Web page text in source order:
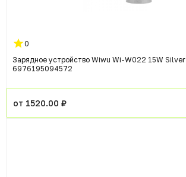
0
Зарядное устройство Wiwu Wi-W022 15W Silver
6976195094572
от 1520.00 ₽